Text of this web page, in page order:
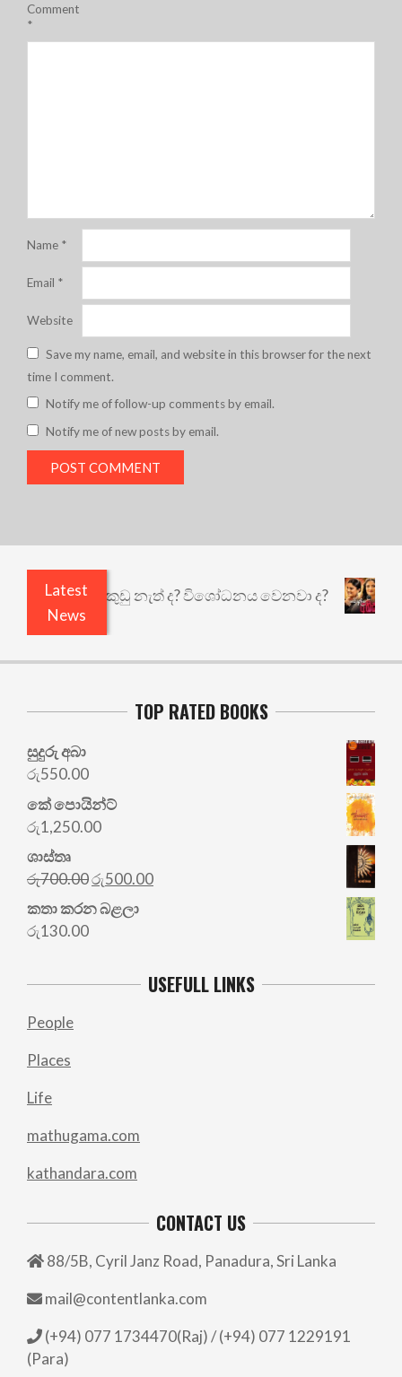
Comment
*
Name *
Email *
Website
Save my name, email, and website in this browser for the next
time I comment.
Notify me of follow-up comments by email.
Notify me of new posts by email.
Latest
News
ඇතුළෙයි කුඩු නැත් ද? විශෝධනය වෙනවා ද?
TOP RATED BOOKS
සුදුරු අබා
රු550.00
කේ පොයින්ට්
රු1,250.00
ශාස්තෘ
රු700.00Original
price
was:
රු500.00Current
කතා කරන බළලා
රු130.00
USEFULL LINKS
People
Places
Life
mathugama.com
kathandara.com
CONTACT US
88/5B, Cyril Janz Road, Panadura, Sri Lanka
mail@contentlanka.com
(+94) 077 1734470(Raj) / (+94) 077 1229191
(Para)